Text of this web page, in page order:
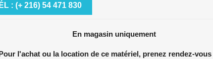
: (+ 216) 54 471 830
En magasin uniquement
l'achat ou la location de ce matériel, prenez rendez-vous